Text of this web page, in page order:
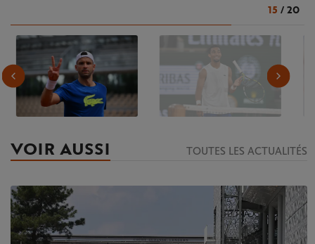
15 / 20
VOIR AUSSI TOUTES LES ACTUALITÉS